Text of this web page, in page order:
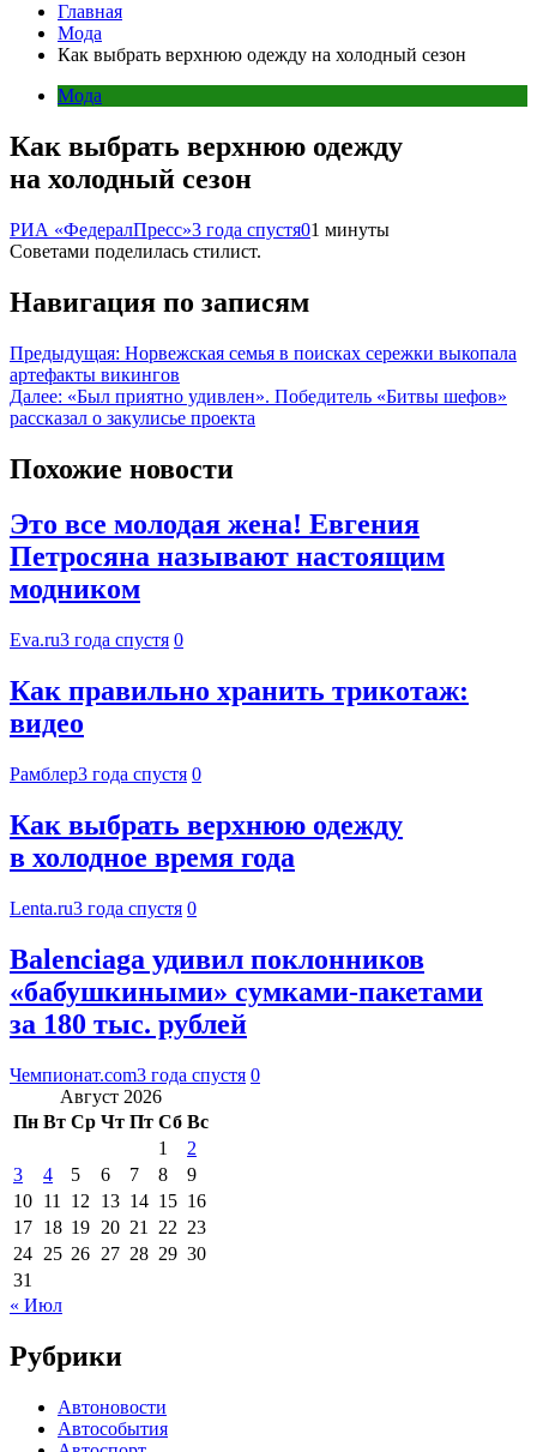
Главная
Мода
Как выбрать верхнюю одежду на холодный сезон
Мода
Как выбрать верхнюю одежду
на холодный сезон
РИА «ФедералПресс»3 года спустя01 минуты
Советами поделилась стилист.
Навигация по записям
Предыдущая: Норвежская семья в поисках сережки выкопала
артефакты викингов
Далее: «Был приятно удивлен». Победитель «Битвы шефов»
рассказал о закулисье проекта
Похожие новости
Это все молодая жена! Евгения
Петросяна называют настоящим
модником
Eva.ru3 года спустя 0
Как правильно хранить трикотаж:
видео
Рамблер3 года спустя 0
Как выбрать верхнюю одежду
в холодное время года
Lenta.ru3 года спустя 0
Balenciaga удивил поклонников
«бабушкиными» сумками-пакетами
за 180 тыс. рублей
Чемпионат.com3 года спустя 0
Август 2026
Пн Вт Ср Чт Пт Сб Вс
1
2
3
4 5 6 7 8
9
10 11 12 13 14 15 16
17 18 19 20 21 22 23
24 25 26 27 28 29 30
31
« Июл
Рубрики
Автоновости
Автособытия